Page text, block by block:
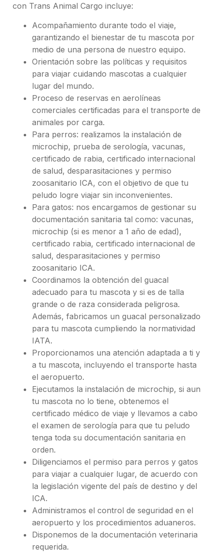
con Trans Animal Cargo incluye:
Acompañamiento durante todo el viaje,
garantizando el bienestar de tu mascota por
medio de una persona de nuestro equipo.
Orientación sobre las políticas y requisitos
para viajar cuidando mascotas​ a cualquier
lugar del mundo.
Proceso de reservas en aerolíneas
comerciales certificadas para el transporte de
animales por carga.
Para perros: realizamos la instalación de
microchip, prueba de serología, vacunas,
certificado de rabia, certificado internacional
de salud, desparasitaciones y permiso
zoosanitario ICA, con el objetivo de que tu
peludo logre viajar sin inconvenientes.
Para gatos: nos encargamos de gestionar su
documentación sanitaria tal como: vacunas,
microchip (si es menor a 1 año de edad),
certificado rabia, certificado internacional de
salud, desparasitaciones y permiso
zoosanitario ICA.
Coordinamos la obtención del guacal
adecuado para tu mascota y si es de talla
grande o de raza considerada peligrosa.
Además, fabricamos un guacal personalizado
para tu mascota cumpliendo la normatividad
IATA.
Proporcionamos una atención adaptada a ti y
a tu mascota, incluyendo el transporte hasta
el aeropuerto.
Ejecutamos la instalación de microchip, si aun
tu mascota no lo tiene, obtenemos el
certificado médico de viaje y llevamos a cabo
el examen de serología para que tu peludo
tenga toda su documentación sanitaria en
orden.
Diligenciamos el permiso para perros y gatos
para viajar a cualquier lugar, de acuerdo con
la legislación vigente del país de destino y del
ICA.
Administramos el control de seguridad en el
aeropuerto y los procedimientos aduaneros.
Disponemos de la documentación veterinaria
requerida.